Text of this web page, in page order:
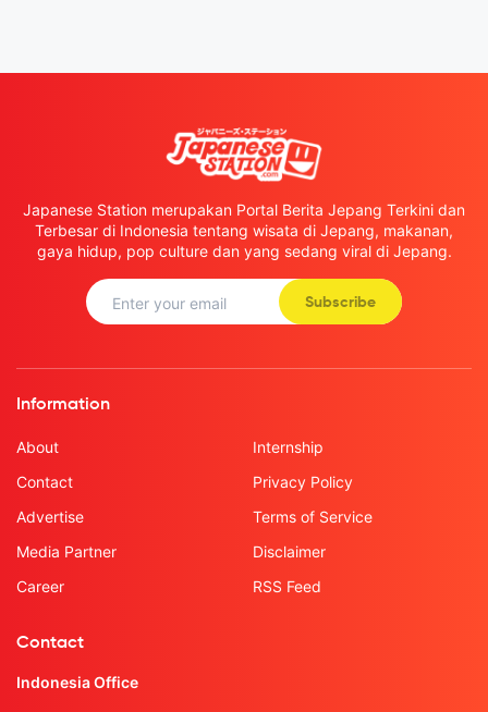
Japanese Station merupakan Portal Berita Jepang Terkini dan
Terbesar di Indonesia tentang wisata di Jepang, makanan,
gaya hidup, pop culture dan yang sedang viral di Jepang.
Subscribe
Information
About
Contact
Advertise
Media Partner
Career
Internship
Privacy Policy
Terms of Service
Disclaimer
RSS Feed
Contact
Indonesia Office